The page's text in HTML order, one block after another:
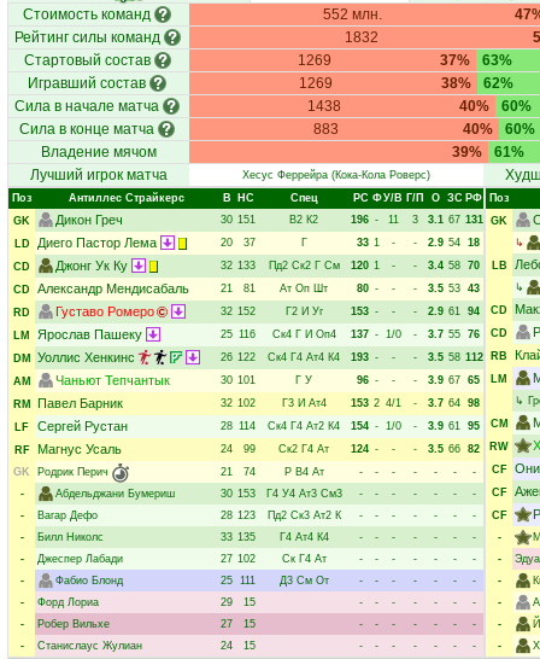
Стоимость команд 552 млн.
Рейтинг силы команд
1832
Стартовый состав
1269 37%
63%
Игравший состав
1269 38%
62%
Сила в начале матча
1438 40%
60%
Сила в конце матча
883 40%
60%
Владение мячом
39%
61%
Лучший игрок матча
Хесус Феррейра (Кока-Кола Роверс)
Поз Антиллес Страйкерс В НC Спец РC ФУ/В Г/П О ЗС РФ
GK
Дикон Греч 30 151 В2 К2 196 - 11 3 3.1 67 131
LD
Диего Пастор Лема 20 37 Г 33 1 - - 2.9 54 18
CD
Джонг Ук Ку 32 133 Пд2 Ск2 Г См 120 1 - - 3.4 58 70
CD Александр Мендисабаль 21 81 Ат Оп Шт 80 - - - 3.5 53 43
RD
Густаво Ромеро 32 152 Г2 И Уг 153 - - - 2.9 61 94
LM
Ярослав Пашеку 25 116 Ск4 Г И Оп4 137 - 1/0 - 3.7 55 76
DM
Уоллис Хенкинс 26 122 Ск4 Г4 Ат4 К4 193 - - - 3.5 58 112
AM
Чаньют Тепчантык 30 101 Г У 96 - - - 3.9 67 65
RM
Павел Барник 32 102 Г3 И Ат4 153 2 4/1 - 3.7 64 98
LF
Сергей Рустан 28 114 Ск4 Г4 Ат2 К4 154 - 1/0 - 3.9 61 95
RF
Магнус Усаль 24 99 Ск2 Г4 Ат 124 - - - 3.5 66 82
GK
Родрик Перич 21 74 Р В4 Ат - - - - - -
-
-
Абдельджани Бумериш 30 153 Г4 У4 Ат3 См3 - - - - - -
-
-
Вагар Дефо 28 123 Пд2 Ск3 Ат2 К - - - - - -
-
-
Билл Николс 33 135 Г4 Ат4 К4 - - - - - -
-
-
Джеспер Лабади 27 102 Ск Г4 Ат - - - - - -
-
-
Фабио Блонд 25 111 Д3 См От - - - - - -
-
-
Форд Лориа 29 15 - - - - - -
-
-
Робер Вильхе 27 15 - - - - - -
-
-
Станислаус Жулиан 24 15 - - - - - - -
Поз
GK
↳
LB
↳
CD
CD
RB
LM
↳
CM
RW
CF
CF
CF
-
-
-
-
-
-